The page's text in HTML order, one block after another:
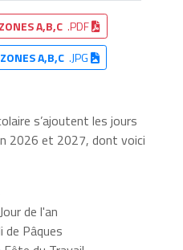
ZONES A,B,C .PDF
ZONES A,B,C.JPG
s’ajoutent les jours
2026 et 2027, dont voici
de l'an
de Pâques